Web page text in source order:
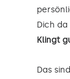
Dich da
Klingt
Das